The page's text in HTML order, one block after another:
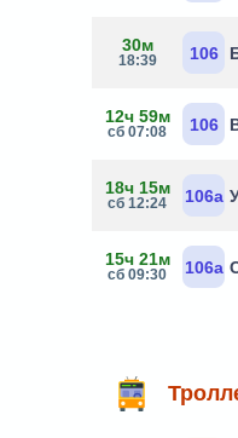
30м
18:39 106
12ч 59м
сб 07:08 106
18ч 15м
сб 12:24 106а
15ч 21м
сб 09:30 106а